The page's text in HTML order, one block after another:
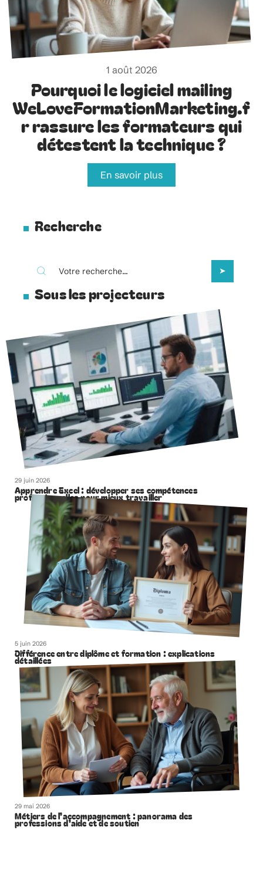
1 août 2026
Pourquoi le logiciel mailing
WeLoveFormationMarketing.f
r rassure les formateurs qui
détestent la technique ?
En savoir plus
Recherche
Sous les projecteurs
29 juin 2026
Apprendre Excel : développer ses compétences
professionnelles pour mieux travailler
5 juin 2026
Différence entre diplôme et formation : explications
détaillées
29 mai 2026
Métiers de l’accompagnement : panorama des
professions d’aide et de soutien